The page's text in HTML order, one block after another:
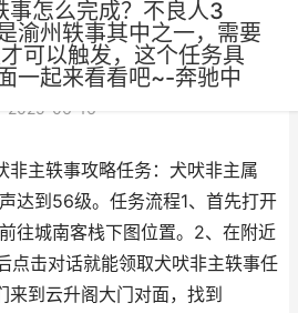
事怎么完成？不良人3
渝州轶事其中之一，需要
可以触发，这个任务具
一起来看看吧~-奔驰中
2025-06-16
非主轶事攻略任务：犬吠非主属
达到56级。任务流程1、首先打开
往城南客栈下图位置。2、在附近
点击对话就能领取犬吠非主轶事任
来到云升阁大门对面，找到